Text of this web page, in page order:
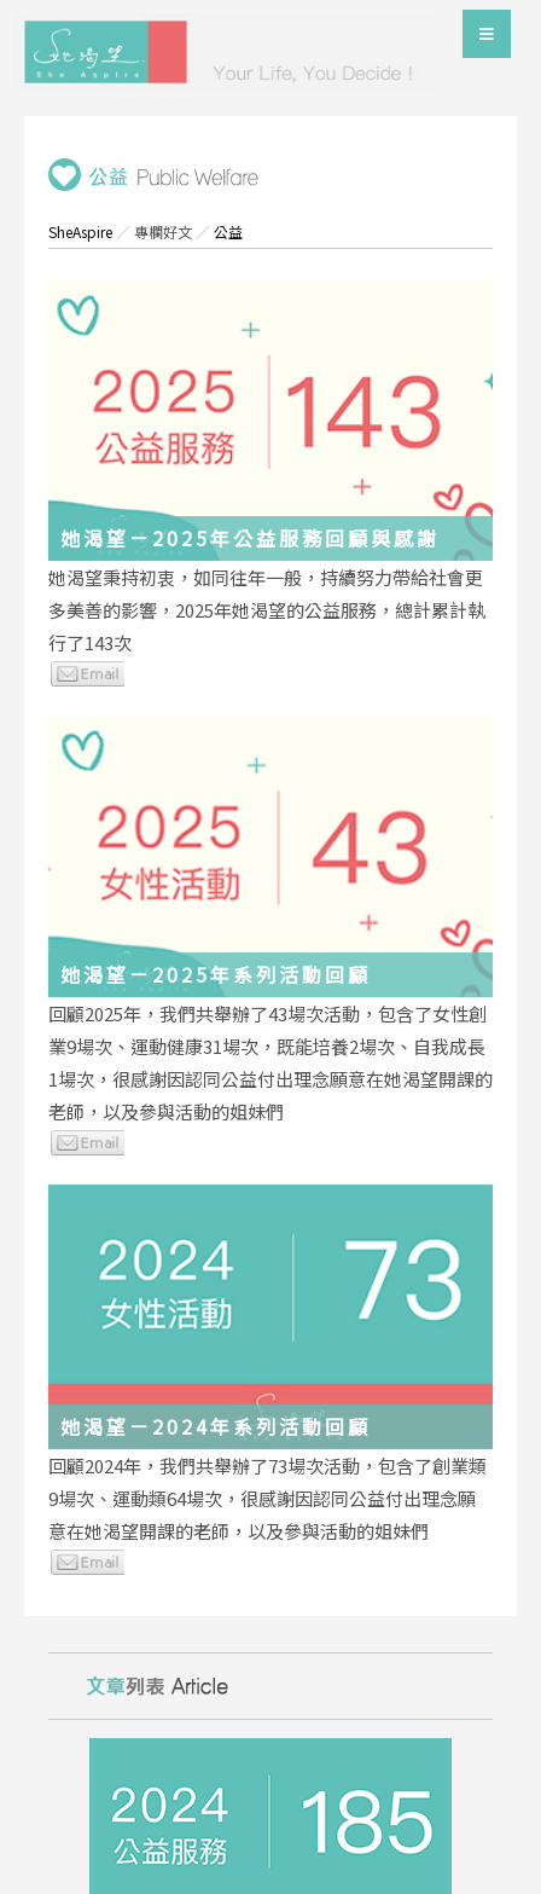
SheAspire ／專欄好文 ／公益
她渴望－2025年公益服務回顧與感謝
她渴望秉持初衷，如同往年一般，持續努力帶給社會更
多美善的影響，2025年她渴望的公益服務，總計累計執
行了143次
她渴望－2025年系列活動回顧
回顧2025年，我們共舉辦了43場次活動，包含了女性創
業9場次、運動健康31場次，既能培養2場次、自我成長
1場次，很感謝因認同公益付出理念願意在她渴望開課的
老師，以及參與活動的姐妹們
她渴望－2024年系列活動回顧
回顧2024年，我們共舉辦了73場次活動，包含了創業類
9場次、運動類64場次，很感謝因認同公益付出理念願
意在她渴望開課的老師，以及參與活動的姐妹們